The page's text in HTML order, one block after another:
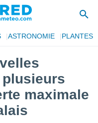
ASTRONOMIE PLANTES
maximale